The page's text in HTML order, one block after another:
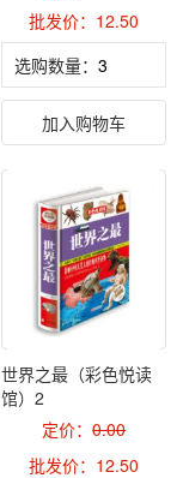
批发价：12.50
选购数量：
加入购物车
世界之最（彩色悦读
馆）2
定价：0.00
批发价：12.50